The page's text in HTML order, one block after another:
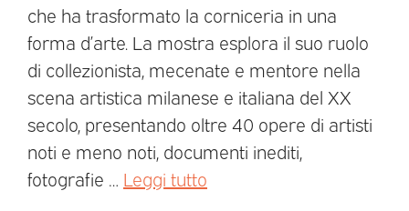
che ha trasformato la corniceria in una
forma d’arte. La mostra esplora il suo ruolo
di collezionista, mecenate e mentore nella
scena artistica milanese e italiana del XX
secolo, presentando oltre 40 opere di artisti
noti e meno noti, documenti inediti,
fotografie … Leggi tutto